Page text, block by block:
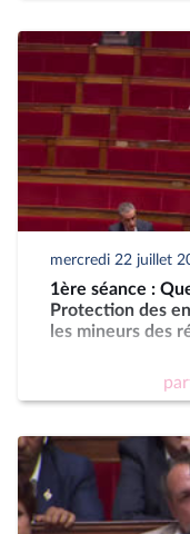
mercredi 22 juillet
1ère séance :
Protection des
les mineurs des